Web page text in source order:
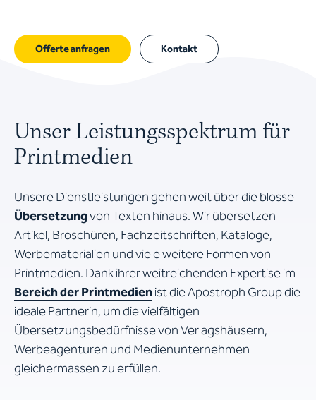
Offerte anfragen Kontakt
Unser Leistungsspektrum für
Printmedien
Unsere Dienstleistungen gehen weit über die blosse
Übersetzungvon Texten hinaus. Wir übersetzen
Artikel, Broschüren, Fachzeitschriften, Kataloge,
Werbematerialien und viele weitere Formen von
Printmedien. Dank ihrer weitreichenden Expertise im
Bereich der Printmedienist die Apostroph Group die
ideale Partnerin, um die vielfältigen
Übersetzungsbedürfnisse von Verlagshäusern,
Werbeagenturen und Medienunternehmen
gleichermassen zu erfüllen.